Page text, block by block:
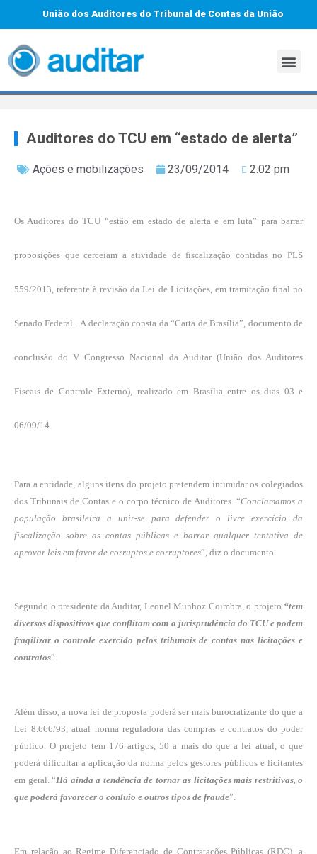
União dos Auditores do Tribunal de Contas da União
Auditores do TCU em “estado de alerta”
Ações e mobilizações 23/09/2014 2:02 pm
Os Auditores do TCU “estão em estado de alerta e em luta” para barrar
proposições que cerceiam a atividade de fiscalização contidas no PLS
559/2013, referente à revisão da Lei de Licitações, em tramitação final no
Senado Federal. A declaração consta da “Carta de Brasília”, documento de
conclusão do V Congresso Nacional da Auditar (União dos Auditores
Fiscais de Controle Externo), realizado em Brasília entre os dias 03 e
06/09/14.
Para a entidade, alguns itens do projeto pretendem intimidar os colegiados
dos Tribunais de Contas e o corpo técnico de Auditores. “Conclamamos a
população brasileira a unir-se para defender o livre exercício da
fiscalização sobre as contas públicas e barrar qualquer tentativa de
aprovar leis em favor de corruptos e corruptores”, diz o documento.
Segundo o presidente da Auditar, Leonel Munhoz Coimbra, o projeto “tem
diversos dispositivos que conflitam com a jurisprudência do TCU e podem
fragilizar o controle exercido pelos tribunais de contas nas licitações e
contratos”.
Além disso, a nova lei de proposta poderá ser mais burocratizante do que a
Lei 8.666/93, atual norma reguladora das compras e contratos do poder
público. O projeto tem 176 artigos, 50 a mais do que a lei atual, o que
poderá dificultar a aplicação da norma pelos gestores públicos e licitantes
em geral. “Há ainda a tendência de tornar as licitações mais restritivas, o
que poderá favorecer o conluio e outros tipos de fraude”.
Em relação ao Regime Diferenciado de Contratações Públicas (RDC), a